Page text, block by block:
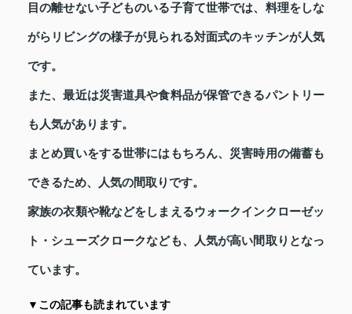
目の離せない子どものいる子育て世帯では、料理をしな
がらリビングの様子が見られる対面式のキッチンが人気
です。
また、最近は災害道具や食料品が保管できるパントリー
も人気があります。
まとめ買いをする世帯にはもちろん、災害時用の備蓄も
できるため、人気の間取りです。
家族の衣類や靴などをしまえるウォークインクローゼッ
ト・シューズクロークなども、人気が高い間取りとなっ
ています。
▼この記事も読まれています